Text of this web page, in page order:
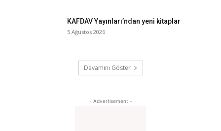
KAFDAV Yayınları’ndan yeni kitaplar
5 Ağustos 2026
Devamını Göster
- Advertisement -